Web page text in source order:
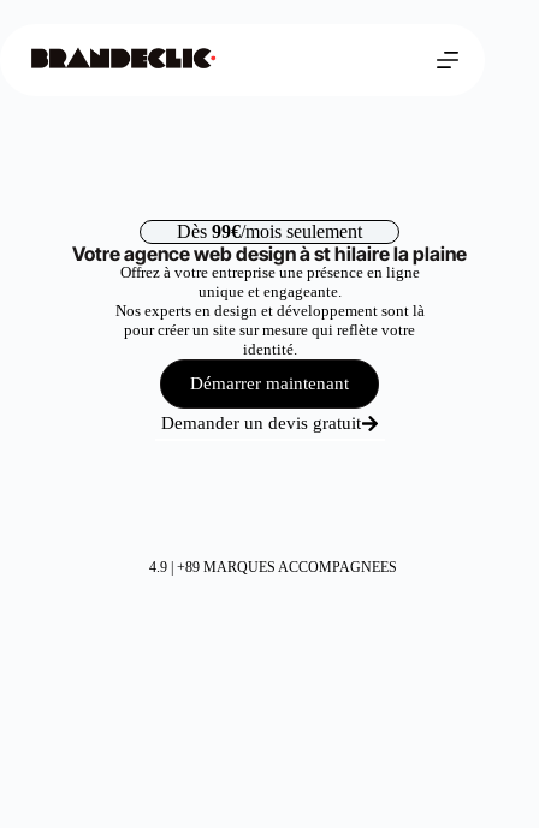
Dès 99€/mois seulement
Votre agence web design à st hilaire la plaine
Offrez à votre entreprise une présence en ligne
unique et engageante.
Nos experts en design et développement sont là
pour créer un site sur mesure qui reflète votre
identité.
Démarrer maintenant
Demander un devis gratuit
4.9 | +89 MARQUES ACCOMPAGNEES